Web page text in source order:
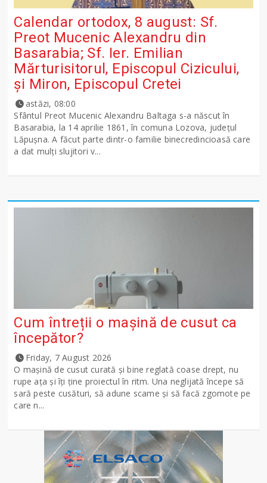
Calendar ortodox, 8 august: Sf.
Preot Mucenic Alexandru din
Basarabia; Sf. Ier. Emilian
Mărturisitorul, Episcopul Cizicului,
şi Miron, Episcopul Cretei
astăzi, 08:00
Sfântul Preot Mucenic Alexandru Baltaga s-a născut în
Basarabia, la 14 aprilie 1861, în comuna Lozova, județul
Lăpușna. A făcut parte dintr-o familie binecredincioasă care
a dat mulți slujitori v...
Cum întreții o mașină de cusut ca
începător?
Friday, 7 August 2026
O mașină de cusut curată și bine reglată coase drept, nu
rupe ața și îți ține proiectul în ritm. Una neglijată începe să
sară peste cusături, să adune scame și să facă zgomote pe
care n...